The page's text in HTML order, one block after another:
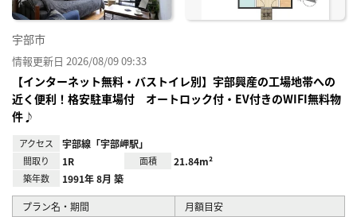
宇部市
情報更新日 2026/08/09 09:33
【インターネット無料・バストイレ別】宇部興産の工場地帯への
近く便利！格安駐車場付 オートロック付・EV付きのWIFI無料物
件♪
アクセス 宇部線「宇部岬駅」
間取り 1R 面積 21.84m²
築年数 1991年 8月 築
プラン名・期間 月額目安